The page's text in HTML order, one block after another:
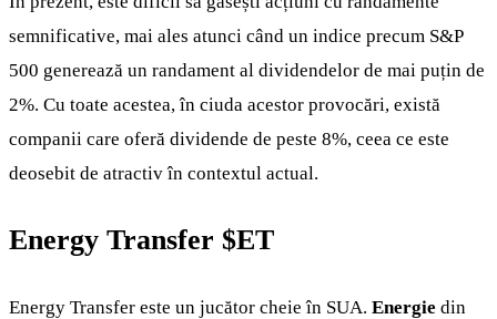
semnificative, mai ales atunci când un indice precum S&P
500 generează un randament al dividendelor de mai puțin de
2%. Cu toate acestea, în ciuda acestor provocări, există
companii care oferă dividende de peste 8%, ceea ce este
deosebit de atractiv în contextul actual.
Energy Transfer $ET
Energy Transfer este un jucător cheie în SUA. Energie din